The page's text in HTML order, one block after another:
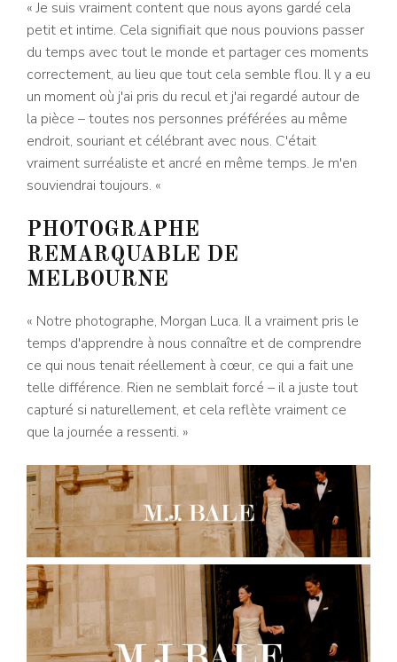
« Je suis vraiment content que nous ayons gardé cela
petit et intime. Cela signifiait que nous pouvions passer
du temps avec tout le monde et partager ces moments
correctement, au lieu que tout cela semble flou. Il y a eu
un moment où j'ai pris du recul et j'ai regardé autour de
la pièce – toutes nos personnes préférées au même
endroit, souriant et célébrant avec nous. C'était
vraiment surréaliste et ancré en même temps. Je m'en
souviendrai toujours. «
PHOTOGRAPHE
REMARQUABLE DE
MELBOURNE
« Notre photographe, Morgan Luca. Il a vraiment pris le
temps d'apprendre à nous connaître et de comprendre
ce qui nous tenait réellement à cœur, ce qui a fait une
telle différence. Rien ne semblait forcé – il a juste tout
capturé si naturellement, et cela reflète vraiment ce
que la journée a ressenti. »